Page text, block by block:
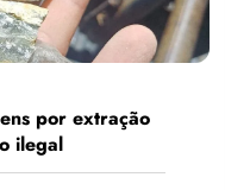
por extração
ilegal